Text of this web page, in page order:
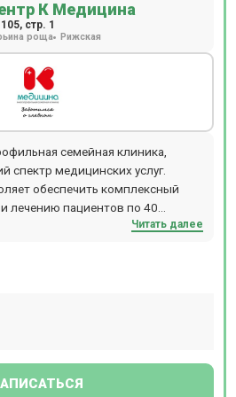
и детей. Пациентам доступен
младшего медицинского
дерматологи, неврологи,
и т.д. Клиника
42 – место, где можно
применением новейшего
современный протокол
схемы лечения, опираясь на
показатели и
присутствующие в каждом
актуально для семей: здесь
от мала до велика.
К Медицина
стр. 1
роща Рижская
семейная клиника,
спектр медицинских услуг.
обеспечить комплексный
пациентов по 40
медицины. ОткрытыЧитать далее